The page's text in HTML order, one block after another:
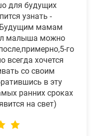
для будущих
узнать -
Будущим мамам
малыша можно
го
всегда хочется
со своим
в эту
ранних сроках
на свет)